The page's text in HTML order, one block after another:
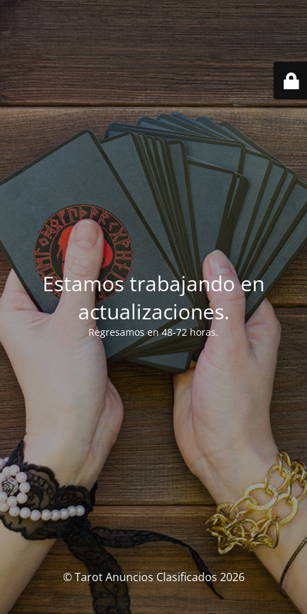
Estamos trabajando en
actualizaciones.
Regresamos en 48-72 horas.
© Tarot Anuncios Clasificados 2026